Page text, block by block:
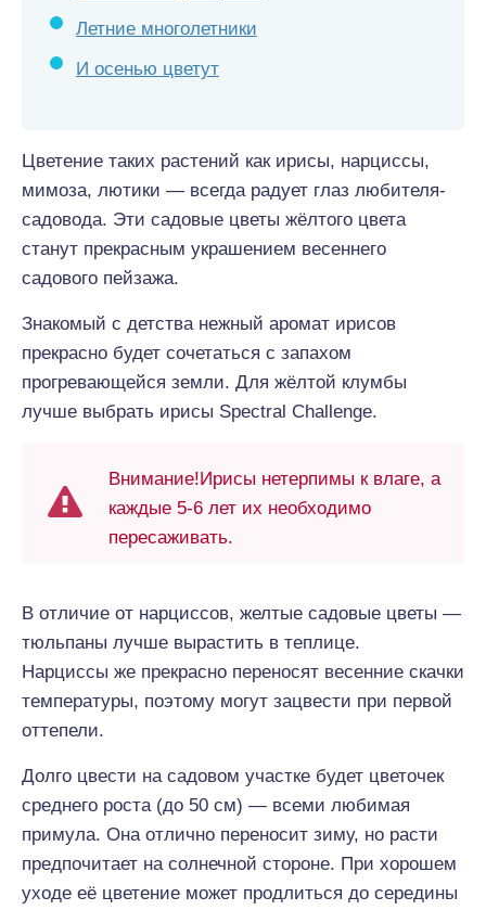
Летние многолетники
И осенью цветут
Цветение таких растений как ирисы, нарциссы,
мимоза, лютики — всегда радует глаз любителя-
садовода. Эти садовые цветы жёлтого цвета
станут прекрасным украшением весеннего
садового пейзажа.
Знакомый с детства нежный аромат ирисов
прекрасно будет сочетаться с запахом
прогревающейся земли. Для жёлтой клумбы
лучше выбрать ирисы Spectral Challenge.
Внимание!Ирисы нетерпимы к влаге, а
каждые 5-6 лет их необходимо
пересаживать.
В отличие от нарциссов, желтые садовые цветы —
тюльпаны лучше вырастить в теплице.
Нарциссы же прекрасно переносят весенние скачки
температуры, поэтому могут зацвести при первой
оттепели.
Долго цвести на садовом участке будет цветочек
среднего роста (до 50 см) — всеми любимая
примула. Она отлично переносит зиму, но расти
предпочитает на солнечной стороне. При хорошем
уходе её цветение может продлиться до середины